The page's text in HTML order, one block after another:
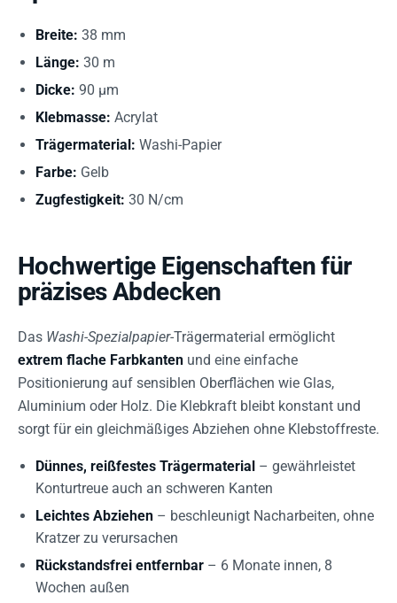
Breite: 38 mm
Länge: 30 m
Dicke: 90 µm
Klebmasse: Acrylat
Trägermaterial: Washi-Papier
Farbe: Gelb
Zugfestigkeit: 30 N/cm
Hochwertige Eigenschaften für
präzises Abdecken
Das Washi-Spezialpapier-Trägermaterial ermöglicht
extrem flache Farbkanten und eine einfache
Positionierung auf sensiblen Oberflächen wie Glas,
Aluminium oder Holz. Die Klebkraft bleibt konstant und
sorgt für ein gleichmäßiges Abziehen ohne Klebstoffreste.
Dünnes, reißfestes Trägermaterial – gewährleistet
Konturtreue auch an schweren Kanten
Leichtes Abziehen – beschleunigt Nacharbeiten, ohne
Kratzer zu verursachen
Rückstandsfrei entfernbar – 6 Monate innen, 8
Wochen außen